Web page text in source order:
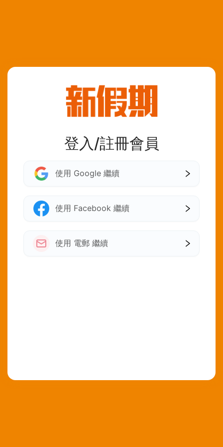
登入/註冊會員
使用 Google 繼續
使用 Facebook 繼續
使用 電郵 繼續